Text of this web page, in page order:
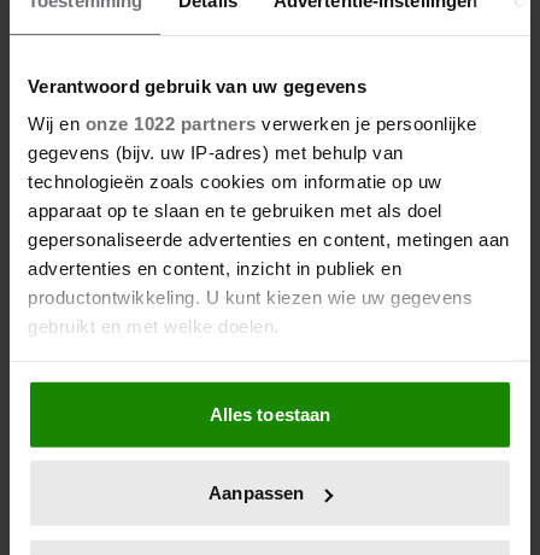
Verantwoord gebruik van uw gegevens
Wij en onze 1022 partners verwerken je persoonlijke
gegevens (bijv. uw IP-adres) met behulp van
technologieën zoals cookies om informatie op uw
apparaat op te slaan en te gebruiken met als doel
gepersonaliseerde advertenties en content, metingen aan
advertenties en content, inzicht in publiek en
productontwikkeling. U kunt kiezen wie uw gegevens
gebruikt en met welke doelen.
Als u het toestaat, willen we ook graag:
Informatie verzamelen over uw geografische
locatie, die tot een paar meter nauwkeurig kan zijn
scannen op specifieke eigenschappen (fingerprinting)
Alles toestaan
Aanpassen